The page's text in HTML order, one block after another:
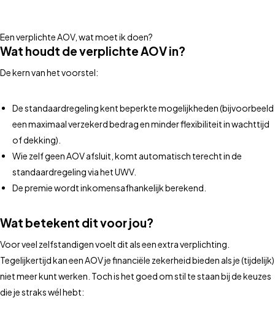
Een verplichte AOV, wat moet ik doen?
Wat houdt de verplichte AOV in?
De kern van het voorstel:
De standaardregeling kent beperkte mogelijkheden (bijvoorbeeld
een maximaal verzekerd bedrag en minder flexibiliteit in wachttijd
of dekking).
Wie zelf geen AOV afsluit, komt automatisch terecht in de
standaardregeling via het UWV.
De premie wordt inkomensafhankelijk berekend.
Wat betekent dit voor jou?
Voor veel zelfstandigen voelt dit als een extra verplichting.
Tegelijkertijd kan een AOV je financiële zekerheid bieden als je (tijdelijk)
niet meer kunt werken. Toch is het goed om stil te staan bij de keuzes
die je straks wél hebt: